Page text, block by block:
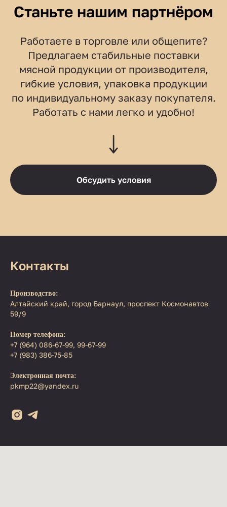
Станьте нашим партнёром
Работаете в торговле или общепите?
Предлагаем стабильные поставки
мясной продукции от производителя,
гибкие условия, упаковка продукции
по индивидуальному заказу покупателя.
Работать с нами легко и удобно!
Обсудить условия
Контакты
Производство:
Алтайский край, город Барнаул, проспект Космонавтов
59/9
Номер телефона:
+7 (964) 086-67-99, 99-67-99
+7 (983) 386-75-85
Электронная почта:
pkmp22@yandex.ru